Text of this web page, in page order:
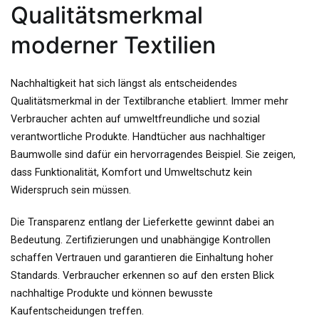
Qualitätsmerkmal
moderner Textilien
Nachhaltigkeit hat sich längst als entscheidendes
Qualitätsmerkmal in der Textilbranche etabliert. Immer mehr
Verbraucher achten auf umweltfreundliche und sozial
verantwortliche Produkte. Handtücher aus nachhaltiger
Baumwolle sind dafür ein hervorragendes Beispiel. Sie zeigen,
dass Funktionalität, Komfort und Umweltschutz kein
Widerspruch sein müssen.
Die Transparenz entlang der Lieferkette gewinnt dabei an
Bedeutung. Zertifizierungen und unabhängige Kontrollen
schaffen Vertrauen und garantieren die Einhaltung hoher
Standards. Verbraucher erkennen so auf den ersten Blick
nachhaltige Produkte und können bewusste
Kaufentscheidungen treffen.